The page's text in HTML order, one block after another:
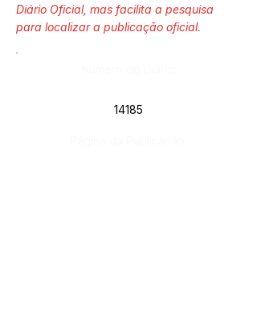
Diário Oficial, mas facilita a pesquisa
para localizar a publicação oficial.
14185